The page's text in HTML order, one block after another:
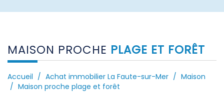
MAISON PROCHE PLAGE ET FORÊT
Accueil Achat immobilier La Faute-sur-Mer
Maison
Maison proche plage et forêt